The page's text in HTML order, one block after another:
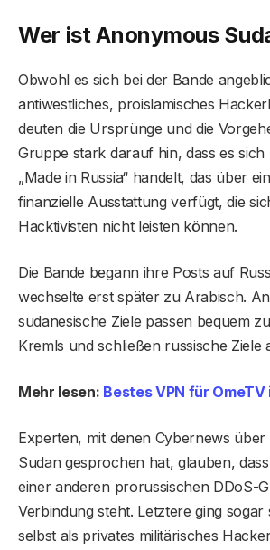
Wer ist Anonymous
Obwohl es sich bei der Bande
antiwestliches, proislamisches
deuten die Ursprünge und die
Gruppe stark darauf hin, dass es
„Made in Russia“ handelt, das über
finanzielle Ausstattung verfügt, die
Hacktivisten nicht leisten können.
Die Bande begann ihre Posts auf
wechselte erst später zu Arabisch.
sudanesische Ziele passen bequem
Kremls und schließen russische Ziele
Mehr lesen: Bestes VPN für
Experten, mit denen Cybernews
Sudan gesprochen hat, glauben,
einer anderen prorussischen DDoS-
Verbindung steht. Letztere ging sogar
selbst als privates militärisches